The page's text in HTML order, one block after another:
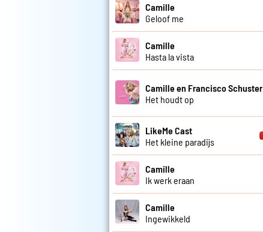
Camille
Geloof me
Camille
Hasta la vista
Camille en Francisco Schuster
Het houdt op
LikeMe Cast
Het kleine paradijs
Camille
Ik werk eraan
Camille
Ingewikkeld